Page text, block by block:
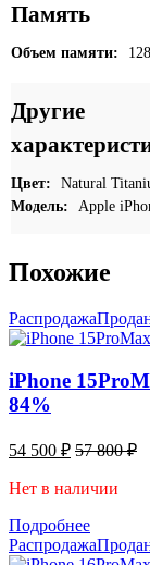
Память
Объем памяти:
Другие
Цвет:
Natural
Модель:
Apple
Похожие
Распродажа
iPhone
84%
54 500 ₽ 57 800₽
Нет в наличии
Подробнее
Распродажа